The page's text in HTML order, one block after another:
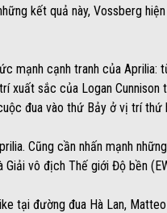
kết quả này, Vossberg
mạnh cạnh tranh của
xuất sắc của Logan
đua vào thứ Bảy ở vị trí
Cũng cần nhấn mạnh
vô địch Thế giới Độ bền
tại đường đua Hà Lan,